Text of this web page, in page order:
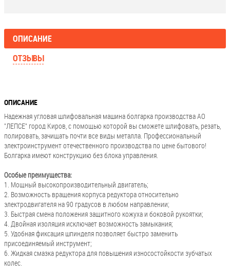
ОПИСАНИЕ
ОТЗЫВЫ
ОПИСАНИЕ
Надежная угловая шлифовальная машина болгарка производства АО
"ЛЕПСЕ" город Киров, с помощью которой вы сможете шлифовать, резать,
полировать, зачищать почти все виды металла. Профессиональный
электроинструмент отечественного производства по цене бытового!
Болгарка имеют конструкцию без блока управления.
Особые преимущества:
1. Мощный высокопроизводительный двигатель;
2. Возможность вращения корпуса редуктора относительно
электродвигателя на 90 градусов в любом направлении;
3. Быстрая смена положения защитного кожуха и боковой рукоятки;
4. Двойная изоляция исключает возможность замыкания;
5. Удобная фиксация шпинделя позволяет быстро заменить
присоединяемый инструмент;
6. Жидкая смазка редуктора для повышения износостойкости зубчатых
колес.